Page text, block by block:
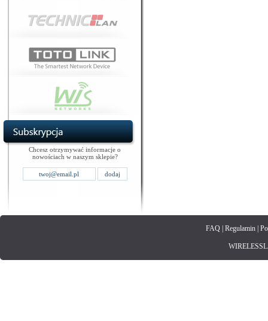
Chcesz otrzymywać informacje o
nowościach w naszym sklepie?
FAQ| Regulamin|